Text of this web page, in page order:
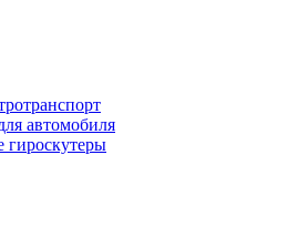
автомобиля
гироскутеры